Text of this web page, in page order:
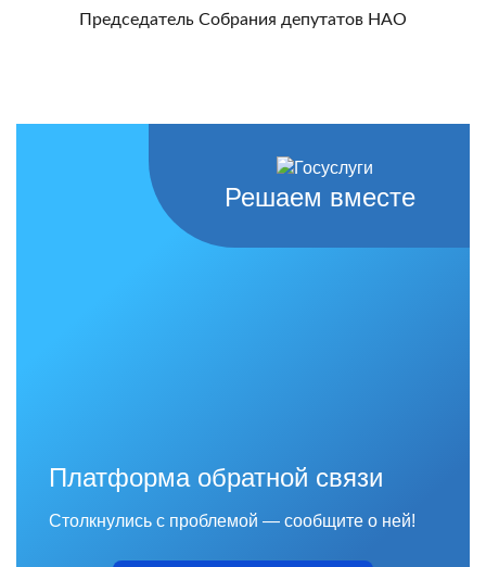
Председатель Собрания депутатов НАО
Решаем вместе
Платформа обратной связи
Столкнулись с проблемой — сообщите о ней!